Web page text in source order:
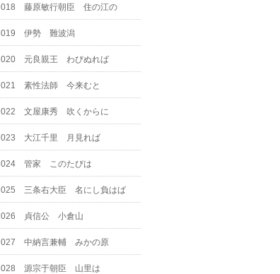
018 藤原敏行朝臣 住の江の
019 伊勢 難波潟
020 元良親王 わびぬれば
021 素性法師 今来むと
022 文屋康秀 吹くからに
023 大江千里 月見れば
024 管家 このたびは
025 三条右大臣 名にし負はば
026 貞信公 小倉山
027 中納言兼輔 みかの原
028 源宗于朝臣 山里は